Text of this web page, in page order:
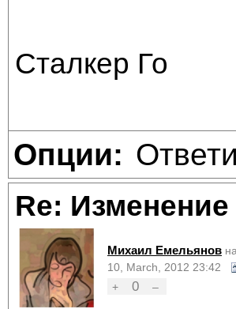
Сталкер Го
Опции:
Re: Изменение
Михаил Емельянов
10, March, 2012 23:42
+
0 –